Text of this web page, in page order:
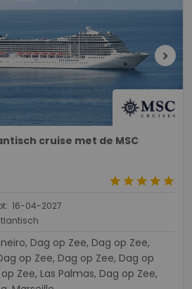
chevron_right
cruise met de MSC
starstarstarstarstar
16-04-2027
op Zee, Dag op Zee, Dag op
Zee, Las Palmas, Dag op Zee,